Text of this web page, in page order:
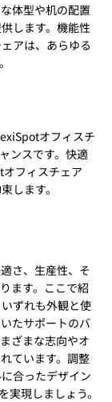
体型や机の配置
します。機能性
アは、あらゆる
オフィスチ
ンスです。快適
フィスチェア
します。
さ、生産性、そ
ます。ここで紹
ずれも外観と使
たサポートのバ
ざまな志向やオ
ています。調整
合ったデザイン
実現しましょう。